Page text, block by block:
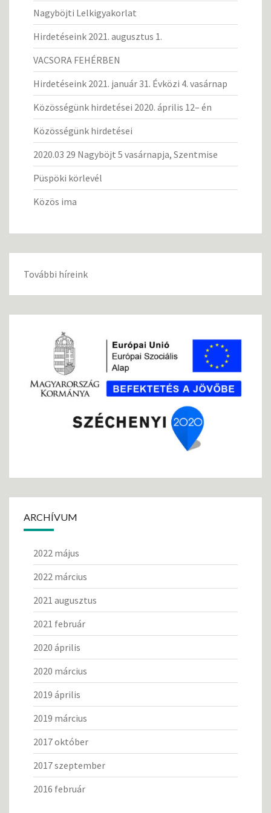
Nagyböjti Lelkigyakorlat
Hirdetéseink 2021. augusztus 1.
VACSORA FEHÉRBEN
Hirdetéseink 2021. január 31. Évközi 4. vasárnap
Közösségünk hirdetései 2020. április 12– én
Közösségünk hirdetései
2020.03 29 Nagyböjt 5 vasárnapja, Szentmise
Püspöki körlevél
Közös ima
További híreink
ARCHÍVUM
2022 május
2022 március
2021 augusztus
2021 február
2020 április
2020 március
2019 április
2019 március
2017 október
2017 szeptember
2016 február